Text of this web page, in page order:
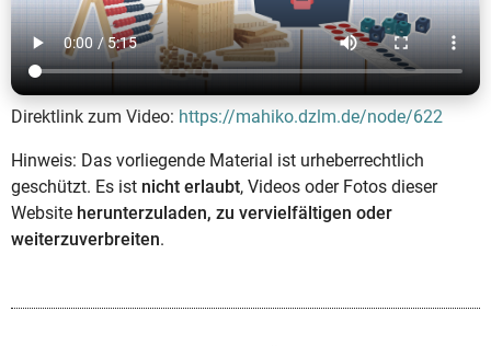
Direktlink zum Video: https://mahiko.dzlm.de/node/622
Hinweis: Das vorliegende Material ist urheberrechtlich
geschützt. Es ist nicht erlaubt, Videos oder Fotos dieser
Website herunterzuladen, zu vervielfältigen oder
weiterzuverbreiten.